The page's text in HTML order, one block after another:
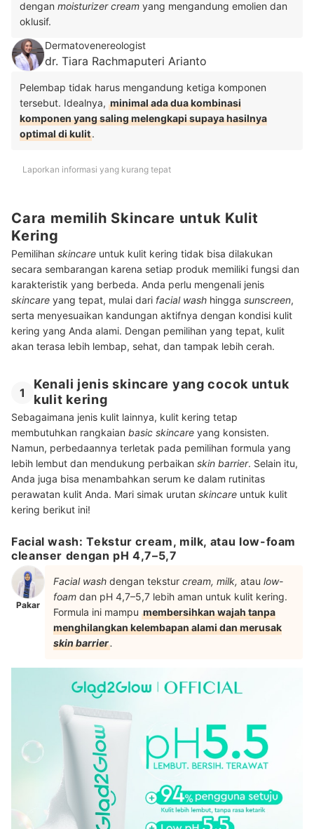
dengan moisturizer cream yang mengandung emolien dan
oklusif.
Dermatovenereologist
dr. Tiara Rachmaputeri Arianto
Pelembap tidak harus mengandung ketiga komponen
tersebut. Idealnya, minimal ada dua kombinasi
komponen yang saling melengkapi supaya hasilnya
optimal di kulit.
Laporkan informasi yang kurang tepat
Cara memilih Skincare untuk Kulit
Kering
Pemilihan skincare untuk kulit kering tidak bisa dilakukan
secara sembarangan karena setiap produk memiliki fungsi dan
karakteristik yang berbeda. Anda perlu mengenali jenis
skincare yang tepat, mulai dari facial wash hingga sunscreen,
serta menyesuaikan kandungan aktifnya dengan kondisi kulit
kering yang Anda alami. Dengan pemilihan yang tepat, kulit
akan terasa lebih lembap, sehat, dan tampak lebih cerah.
1
Kenali jenis skincare yang cocok untuk
kulit kering
Sebagaimana jenis kulit lainnya, kulit kering tetap
membutuhkan rangkaian basic skincare yang konsisten.
Namun, perbedaannya terletak pada pemilihan formula yang
lebih lembut dan mendukung perbaikan skin barrier. Selain itu,
Anda juga bisa menambahkan serum ke dalam rutinitas
perawatan kulit Anda. Mari simak urutan skincare untuk kulit
kering berikut ini!
Facial wash: Tekstur cream, milk, atau low-foam
cleanser dengan pH 4,7–5,7
Pakar
Facial wash dengan tekstur cream, milk, atau low-
foam dan pH 4,7–5,7 lebih aman untuk kulit kering.
Formula ini mampu membersihkan wajah tanpa
menghilangkan kelembapan alami dan merusak
skin barrier.